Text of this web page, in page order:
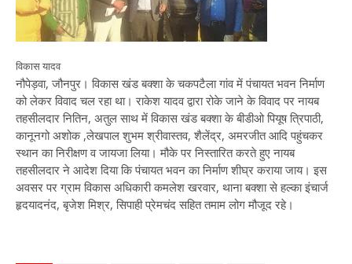
विकास यादव
नौपेड़वा, जौनपुर। विकास खंड बक्शा के चकपटैला गांव में पंचायत भवन निर्माण
को लेकर विवाद चल रहा था। राकेश यादव द्वारा रोके जाने के विवाद पर नायब
तहसीलदार नितिन, अतुल साथ में विकास खंड बक्शा के बीडीओ पियूष त्रिपाठी,
कानूनगो अशोक ,लेखपाल शुभम श्रीवास्तव, शैलेंद्र, अमरजीत आदि पहुंचकर
स्थान का निरीक्षण व जायजा लिया। मौके पर निस्तारित करते हुए नायब
तहसीलदार ने आदेश दिया कि पंचायत भवन का निर्माण शीघ्र कराया जाय। इस
अवसर पर ग्राम विकास अधिकारी कमलेश खरवार, थाना बक्शा से हल्का इंचार्ज
हृदयादनंद, बृजेश मिश्र, सिपाही प्रेमचंद सहित तमाम लोग मौजूद रहे।